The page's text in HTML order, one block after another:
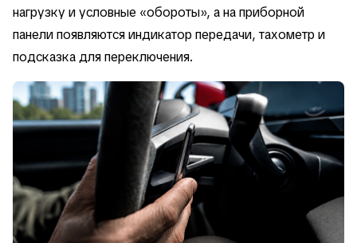
нагрузку и условные «обороты», а на приборной
панели появляются индикатор передачи, тахометр и
подсказка для переключения.